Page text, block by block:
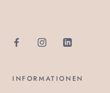
INFORMATIONEN